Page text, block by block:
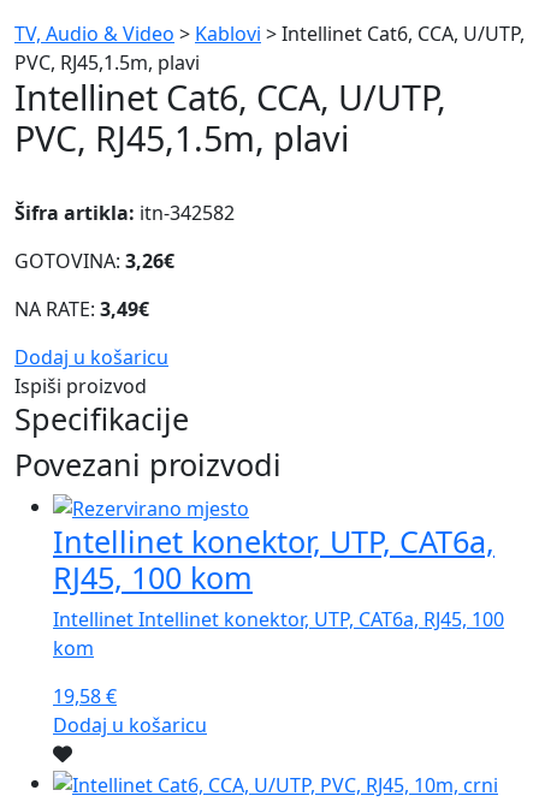
TV, Audio & Video > Kablovi > Intellinet Cat6, CCA, U/UTP,
PVC, RJ45,1.5m, plavi
Intellinet Cat6, CCA, U/UTP,
PVC, RJ45,1.5m, plavi
Šifra artikla: itn-342582
GOTOVINA: 3,26€
NA RATE: 3,49€
Dodaj u košaricu
Ispiši proizvod
Specifikacije
Povezani proizvodi
Intellinet konektor, UTP, CAT6a,
RJ45, 100 kom
Intellinet Intellinet konektor, UTP, CAT6a, RJ45, 100
kom
19,58€
Dodaj u košaricu